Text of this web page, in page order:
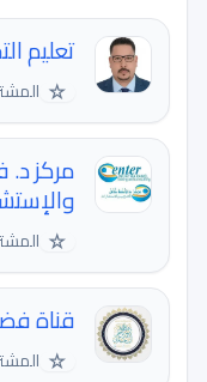
تعليم
☆
مركز د.
☆
قناة
☆